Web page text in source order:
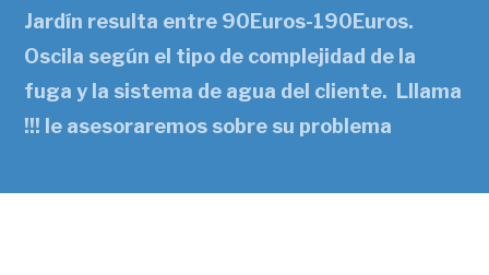
Jardín resulta entre 90Euros-190Euros.
Oscila según el tipo de complejidad de la
fuga y la sistema de agua del cliente. Lllama
!!! le asesoraremos sobre su problema